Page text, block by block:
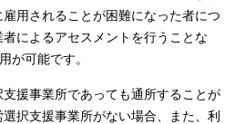
用されることが困難になった者につ
によるアセスメントを行うことな
が可能です。
援事業所であっても通所することが
択支援事業所がない場合、また、利